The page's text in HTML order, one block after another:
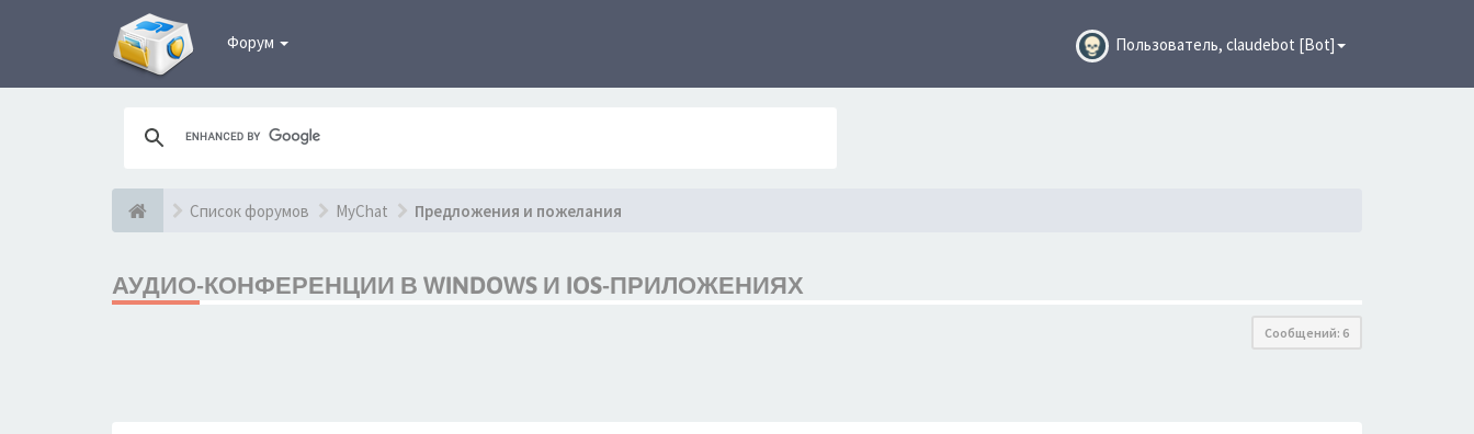
Форум Пользователь, claudebot [Bot]
Список форумов MyChat Предложения и пожелания
АУДИО-КОНФЕРЕНЦИИ В WINDOWS И IOS-ПРИЛОЖЕНИЯХ
Сообщений: 6